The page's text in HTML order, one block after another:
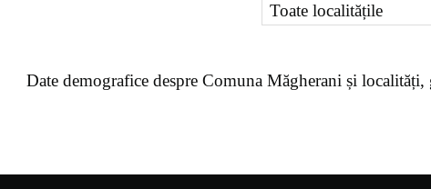
Toate localitățile
Date demografice despre Comuna Măgherani și localități,